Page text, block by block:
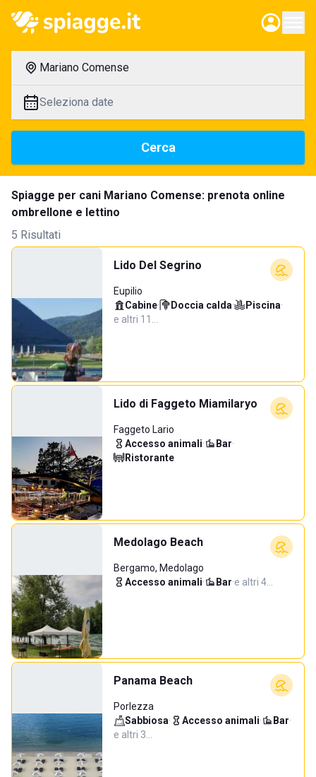
Mariano Comense
Seleziona date
Cerca
Spiagge per cani Mariano Comense: prenota online
ombrellone e lettino
5 Risultati
Lido Del Segrino
Eupilio
Cabine· Doccia calda· Piscina·
e altri 11…
Lido di Faggeto Miamilaryo
Faggeto Lario
Accesso animali· Bar·
Ristorante
Medolago Beach
Bergamo, Medolago
Accesso animali· Bar·e altri 4…
Panama Beach
Porlezza
Sabbiosa· Accesso animali· Bar·
e altri 3…